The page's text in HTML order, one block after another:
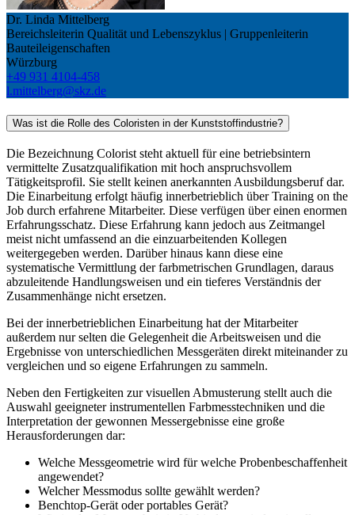
Dr. Linda Mittelberg
Bereichsleiterin Qualität und Lebenszyklus | Gruppenleiterin
Bauteileigenschaften
Würzburg
+49 931 4104-458
l.mittelberg@skz.de
Was ist die Rolle des Coloristen in der Kunststoffindustrie?
Die Bezeichnung Colorist steht aktuell für eine betriebsintern
vermittelte Zusatzqualifikation mit hoch anspruchsvollem
Tätigkeitsprofil. Sie stellt keinen anerkannten Ausbildungsberuf dar.
Die Einarbeitung erfolgt häufig innerbetrieblich über Training on the
Job durch erfahrene Mitarbeiter. Diese verfügen über einen enormen
Erfahrungsschatz. Diese Erfahrung kann jedoch aus Zeitmangel
meist nicht umfassend an die einzuarbeitenden Kollegen
weitergegeben werden. Darüber hinaus kann diese eine
systematische Vermittlung der farbmetrischen Grundlagen, daraus
abzuleitende Handlungsweisen und ein tieferes Verständnis der
Zusammenhänge nicht ersetzen.
Bei der innerbetrieblichen Einarbeitung hat der Mitarbeiter
außerdem nur selten die Gelegenheit die Arbeitsweisen und die
Ergebnisse von unterschiedlichen Messgeräten direkt miteinander zu
vergleichen und so eigene Erfahrungen zu sammeln.
Neben den Fertigkeiten zur visuellen Abmusterung stellt auch die
Auswahl geeigneter instrumentellen Farbmesstechniken und die
Interpretation der gewonnen Messergebnisse eine große
Herausforderungen dar:
Welche Messgeometrie wird für welche Probenbeschaffenheit
angewendet?
Welcher Messmodus sollte gewählt werden?
Benchtop-Gerät oder portables Gerät?